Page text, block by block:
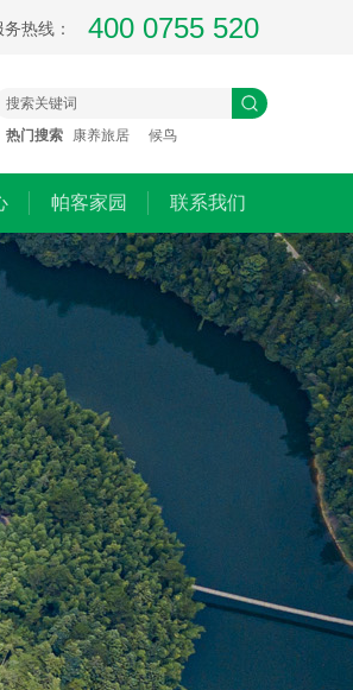
热线： 400 0755 520
热门搜索 康养旅居 候鸟
帕客家园 联系我们